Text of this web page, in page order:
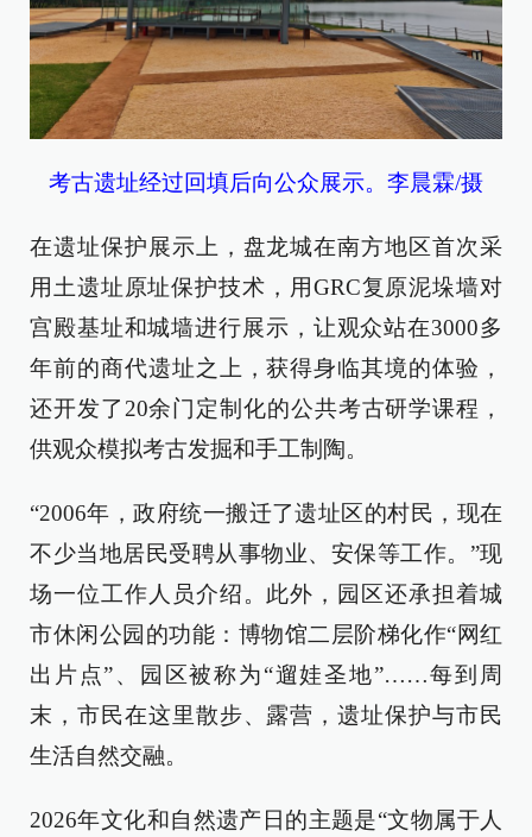
考古遗址经过回填后向公众展示。李晨霖/摄
在遗址保护展示上，盘龙城在南方地区首次采
用土遗址原址保护技术，用GRC复原泥垛墙对
宫殿基址和城墙进行展示，让观众站在3000多
年前的商代遗址之上，获得身临其境的体验，
还开发了20余门定制化的公共考古研学课程，
供观众模拟考古发掘和手工制陶。
“2006年，政府统一搬迁了遗址区的村民，现在
不少当地居民受聘从事物业、安保等工作。”现
场一位工作人员介绍。此外，园区还承担着城
市休闲公园的功能：博物馆二层阶梯化作“网红
出片点”、园区被称为“遛娃圣地”……每到周
末，市民在这里散步、露营，遗址保护与市民
生活自然交融。
2026年文化和自然遗产日的主题是“文物属于人